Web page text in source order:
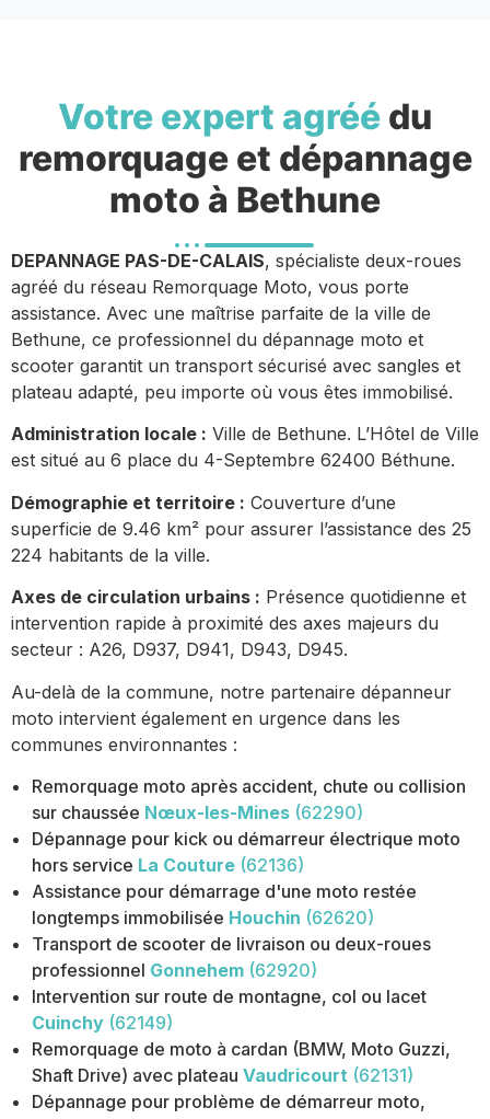
Votre expert agréé du
remorquage et dépannage
moto à Bethune
DEPANNAGE PAS-DE-CALAIS, spécialiste deux-roues
agréé du réseau Remorquage Moto, vous porte
assistance. Avec une maîtrise parfaite de la ville de
Bethune, ce professionnel du dépannage moto et
scooter garantit un transport sécurisé avec sangles et
plateau adapté, peu importe où vous êtes immobilisé.
Administration locale : Ville de Bethune. L’Hôtel de Ville
est situé au 6 place du 4-Septembre 62400 Béthune.
Démographie et territoire : Couverture d’une
superficie de 9.46 km² pour assurer l’assistance des 25
224 habitants de la ville.
Axes de circulation urbains : Présence quotidienne et
intervention rapide à proximité des axes majeurs du
secteur : A26, D937, D941, D943, D945.
Au-delà de la commune, notre partenaire dépanneur
moto intervient également en urgence dans les
communes environnantes :
Remorquage moto après accident, chute ou collision
sur chaussée Nœux-les-Mines (62290)
Dépannage pour kick ou démarreur électrique moto
hors service La Couture (62136)
Assistance pour démarrage d'une moto restée
longtemps immobilisée Houchin (62620)
Transport de scooter de livraison ou deux-roues
professionnel Gonnehem (62920)
Intervention sur route de montagne, col ou lacet
Cuinchy (62149)
Remorquage de moto à cardan (BMW, Moto Guzzi,
Shaft Drive) avec plateau Vaudricourt (62131)
Dépannage pour problème de démarreur moto,